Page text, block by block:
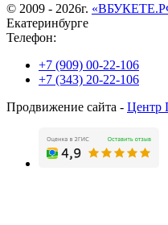
© 2009 - 2026г.
Екатеринбурге
Телефон:
+7 (909) 00-22-106
+7 (343) 20-22-106
Продвижение сайта - Центр